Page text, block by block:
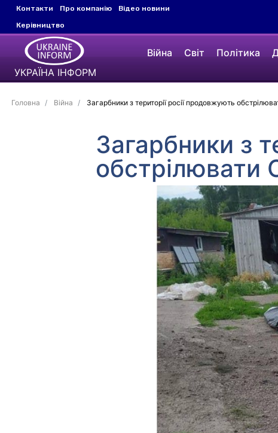
Контакти Про компанію
Відео новини
Керівництво
УКРАЇНА ІНФОРМ
Війна Світ Політика
Головна Війна Загарбники з території росії продовжують
Загарбники з
обстрілювати